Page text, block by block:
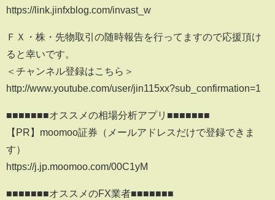
https://link.jinfxblog.com/invast_w
ＦＸ・株・先物取引の随時報告を行ってますので応援頂け
ると幸いです。
＜チャンネル登録はこちら＞
http://www.youtube.com/user/jin115xx?sub_confirmation=1
■■■■■■■オススメの相場分析アプリ■■■■■■■
【PR】moomoo証券（メールアドレスだけで登録できま
す）
https://j.jp.moomoo.com/00C1yM
■■■■■■■オススメのFX業者■■■■■■■